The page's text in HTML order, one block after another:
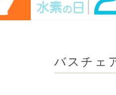
e
バスチェ